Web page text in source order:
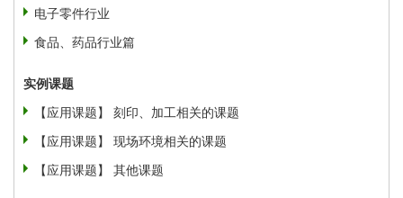
电子零件行业
食品、药品行业篇
实例课题
【应用课题】 刻印、加工相关的课题
【应用课题】 现场环境相关的课题
【应用课题】 其他课题